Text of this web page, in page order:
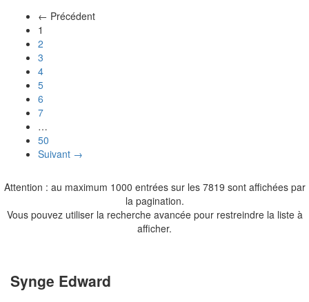
← Précédent
1
2
3
4
5
6
7
…
50
Suivant →
Attention : au maximum 1000 entrées sur les 7819 sont affichées par
la pagination.
Vous pouvez utiliser la recherche avancée pour restreindre la liste à
afficher.
Synge Edward